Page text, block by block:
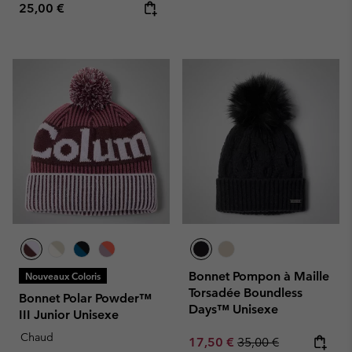
Regular price:
25,00 €
Nouveaux Coloris
Bonnet Polar Powder™
III Junior Unisexe
Chaud
Bonnet Pompon à Maille
Torsadée Boundless
Days™ Unisexe
Sale price:
17,50 € Regular price:
35,00 €